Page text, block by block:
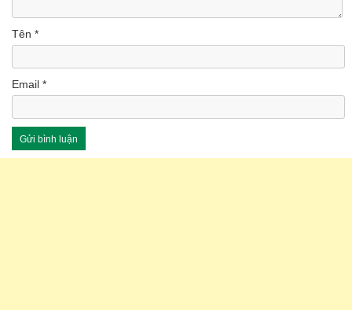
Tên *
Email *